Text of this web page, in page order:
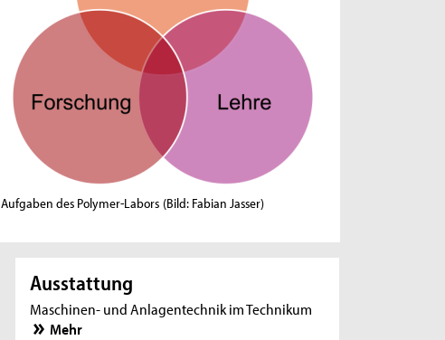
Aufgaben des Polymer-Labors (Bild: Fabian Jasser)
Ausstattung
Maschinen- und Anlagentechnik im Technikum
Mehr